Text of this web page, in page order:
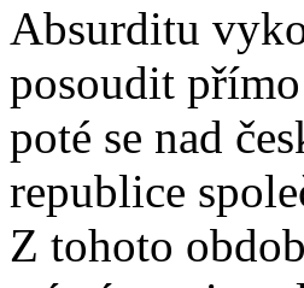
Absurditu
posoudit
poté se nad
republice
Z tohoto